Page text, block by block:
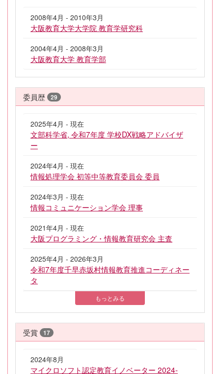
2008年4月 - 2010年3月
大阪教育大学大学院 教育学研究科
2004年4月 - 2008年3月
大阪教育大学 教育学部
委員歴 29
2025年4月 - 現在
文部科学省, 令和7年度 学校DX戦略アドバイザ
ー
2024年4月 - 現在
情報処理学会 初等中等教育委員会 委員
2024年3月 - 現在
情報コミュニケーション学会 理事
2021年4月 - 現在
大阪プログラミング・情報教育研究会 主査
2025年4月 - 2026年3月
令和7年度千早赤坂村情報教育推進コーディネー
タ
もっとみる
受賞 17
2024年8月
マイクロソフト認定教育イノベーター 2024-